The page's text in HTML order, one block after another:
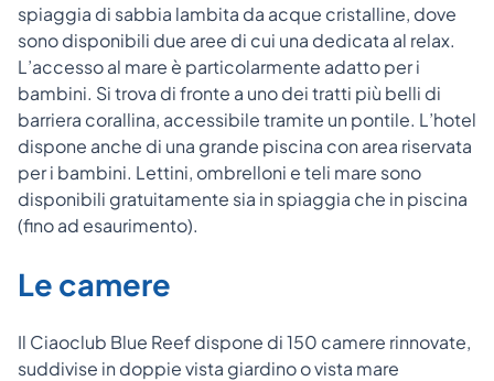
spiaggia di sabbia lambita da acque cristalline, dove
sono disponibili due aree di cui una dedicata al relax.
L’accesso al mare è particolarmente adatto per i
bambini. Si trova di fronte a uno dei tratti più belli di
barriera corallina, accessibile tramite un pontile. L’hotel
dispone anche di una grande piscina con area riservata
per i bambini. Lettini, ombrelloni e teli mare sono
disponibili gratuitamente sia in spiaggia che in piscina
(fino ad esaurimento).
Le camere
Il Ciaoclub Blue Reef dispone di 150 camere rinnovate,
suddivise in doppie vista giardino o vista mare